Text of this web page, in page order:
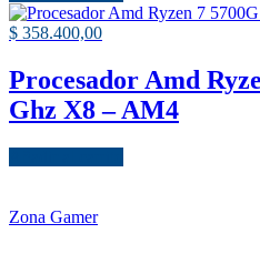
$ 358.400,00
Procesador Amd
Ghz X8 – AM4
Zona Gamer